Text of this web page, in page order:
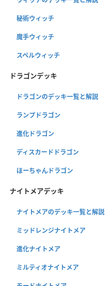
秘術ウィッチ
魔手ウィッチ
スペルウィッチ
ドラゴンデッキ
ドラゴンのデッキ一覧と解説
ランプドラゴン
進化ドラゴン
ディスカードドラゴン
ほーちゃんドラゴン
ナイトメアデッキ
ナイトメアのデッキ一覧と解説
ミッドレンジナイトメア
進化ナイトメア
ミルティオナイトメア